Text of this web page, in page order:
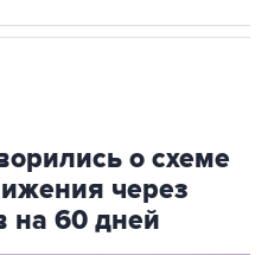
о схеме
через
на 60 дней